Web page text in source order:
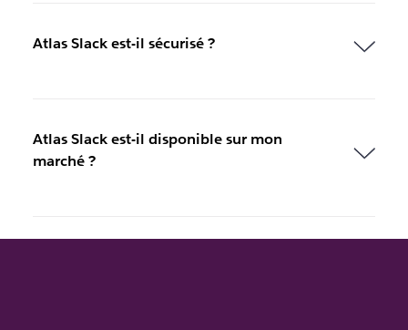
Atlas Slack est-il sécurisé ?
Atlas Slack est-il disponible sur mon
marché ?